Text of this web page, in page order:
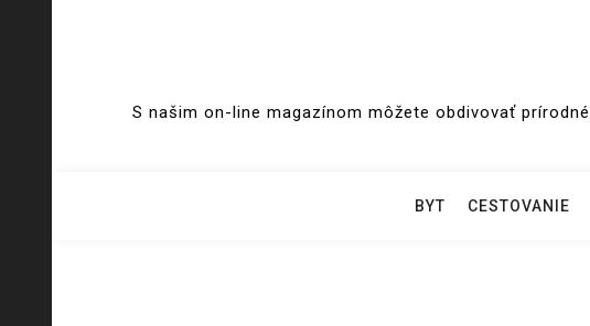
S našim on-line magazínom môžete obdivovať
BYT CESTOVANIE